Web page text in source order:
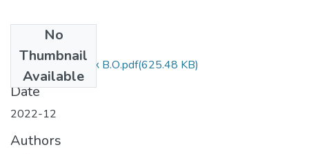
No
Thumbnail
Available
МР 281 Лабазюк В.О.pdf(625.48 KB)
Date
2022-12
Authors